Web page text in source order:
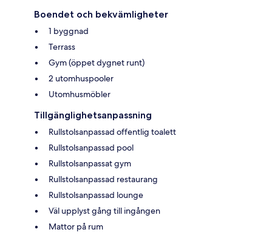
Boendet och bekvämligheter
1 byggnad
Terrass
Gym (öppet dygnet runt)
2 utomhuspooler
Utomhusmöbler
Tillgänglighetsanpassning
Rullstolsanpassad offentlig toalett
Rullstolsanpassad pool
Rullstolsanpassat gym
Rullstolsanpassad restaurang
Rullstolsanpassad lounge
Väl upplyst gång till ingången
Mattor på rum